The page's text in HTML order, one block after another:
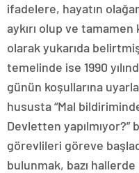
ifadelere, hayatın
aykırı olup ve
olarak yukarıda
temelinde ise 1990
günün koşullarına
hususta “Mal
Devletten yapılmıyor?”
görevlileri göreve
bulunmak, bazı